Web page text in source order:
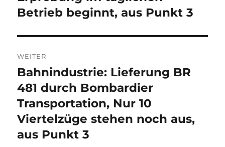
Betrieb beginnt, aus Punkt 3
WEITER
Nächster
Beitrag:
Bahnindustrie: Lieferung BR
481 durch Bombardier
Transportation, Nur 10
Viertelzüge stehen noch aus,
aus Punkt 3